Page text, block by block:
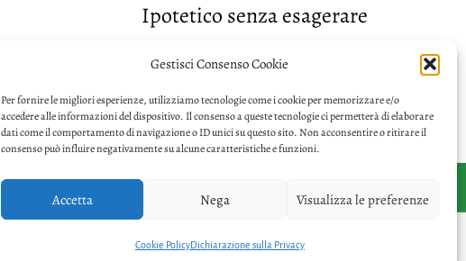
Gestisci Consenso Cookie
Per fornire le migliori esperienze, utilizziamo tecnologie come i cookie per memorizzare e/o
accedere alle informazioni del dispositivo. Il consenso a queste tecnologie ci permetterà di elaborare
dati come il comportamento di navigazione o ID unici su questo sito. Non acconsentire o ritirare il
consenso può influire negativamente su alcune caratteristiche e funzioni.
Accetta Nega Visualizza le preferenze
Cookie PolicyDichiarazione sulla Privacy
Ipotetico senza esagerare